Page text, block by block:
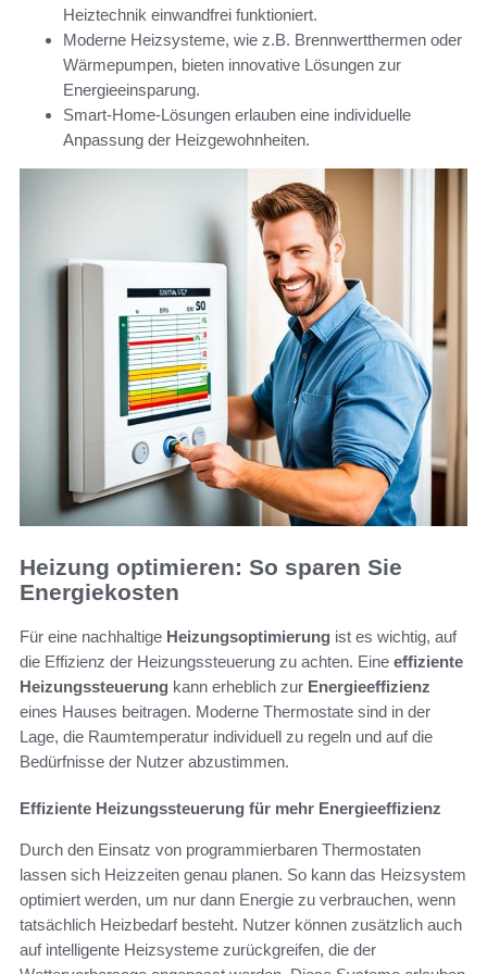
Heiztechnik einwandfrei funktioniert.
Moderne Heizsysteme, wie z.B. Brennwertthermen oder
Wärmepumpen, bieten innovative Lösungen zur
Energieeinsparung.
Smart-Home-Lösungen erlauben eine individuelle
Anpassung der Heizgewohnheiten.
Heizung optimieren: So sparen Sie
Energiekosten
Für eine nachhaltige Heizungsoptimierung ist es wichtig, auf
die Effizienz der Heizungssteuerung zu achten. Eine effiziente
Heizungssteuerung kann erheblich zur Energieeffizienz
eines Hauses beitragen. Moderne Thermostate sind in der
Lage, die Raumtemperatur individuell zu regeln und auf die
Bedürfnisse der Nutzer abzustimmen.
Effiziente Heizungssteuerung für mehr Energieeffizienz
Durch den Einsatz von programmierbaren Thermostaten
lassen sich Heizzeiten genau planen. So kann das Heizsystem
optimiert werden, um nur dann Energie zu verbrauchen, wenn
tatsächlich Heizbedarf besteht. Nutzer können zusätzlich auch
auf intelligente Heizsysteme zurückgreifen, die der